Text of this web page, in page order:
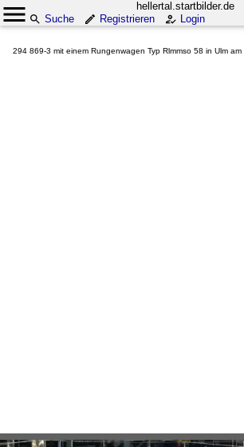
hellertal.startbilder.de
Suche
Registrieren Login
294 869-3 mit einem Rungenwagen Typ Rlmmso 58 in Ulm am